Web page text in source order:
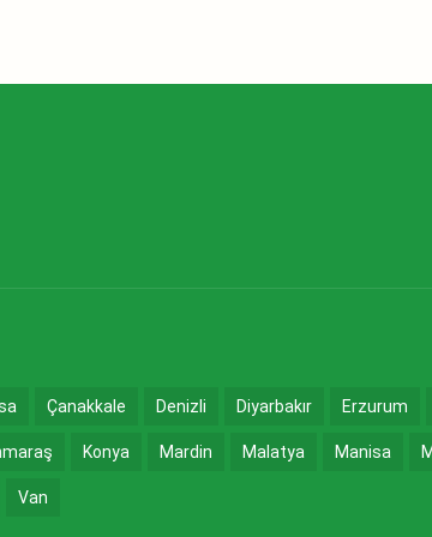
Çanakkale Denizli Diyarbakır Erzurum
Konya Mardin Malatya Manisa
Van